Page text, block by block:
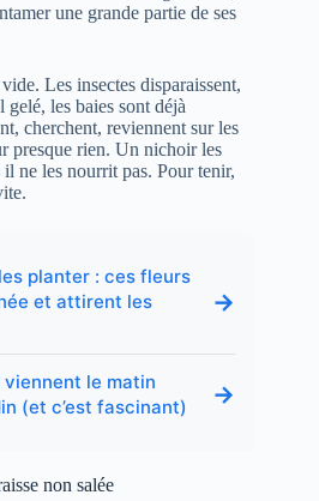
une grande partie de ses
Les insectes disparaissent,
gelé, les baies sont déjà
cherchent, reviennent sur les
presque rien. Un nichoir les
ne les nourrit pas. Pour tenir,
planter : ces fleurs
et attirent les
→
viennent le matin
(et c’est fascinant)
→
non salée